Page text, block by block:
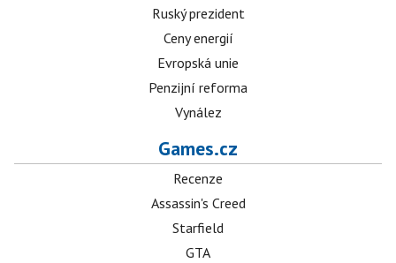
Ruský prezident
Ceny energií
Evropská unie
Penzijní reforma
Vynález
Games.cz
Recenze
Assassin's Creed
Starfield
GTA